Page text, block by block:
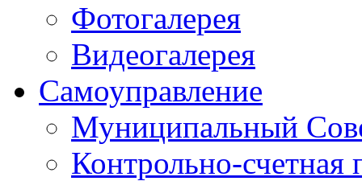
Фотогалерея
Видеогалерея
Самоуправление
Муниципальный
Контрольно-счетная